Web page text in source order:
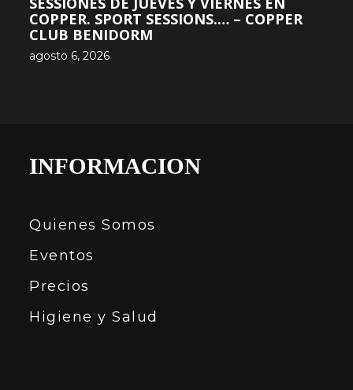
COPPER. SPORT SESSIONS.… – COPPER
CLUB BENIDORM
agosto 6, 2026
INFORMACION
Quienes Somos
Eventos
Precios
Higiene y Salud